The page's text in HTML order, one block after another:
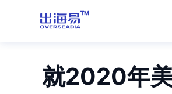
就2020年